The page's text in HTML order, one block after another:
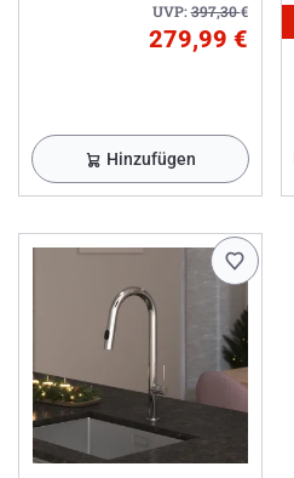
UVP:397,30€
279,99 €
Hinzufügen